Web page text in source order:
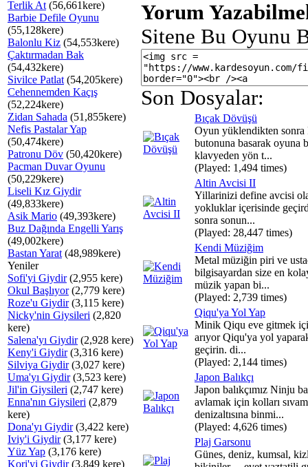
Terlik At (56,661kere)
Barbie Defile Oyunu
(55,128kere)
Balonlu Kiz (54,553kere)
Çaktırmadan Bak
(54,432kere)
Sivilce Patlat (54,205kere)
Cehennemden Kaçış
(52,224kere)
Zidan Sahada (51,855kere)
Nefis Pastalar Yap
(50,474kere)
Patronu Döv (50,420kere)
Pacman Duvar Oyunu
(50,229kere)
Liseli Kız Giydir
(49,833kere)
Asik Mario (49,393kere)
Buz Dağında Engelli Yarış
(49,002kere)
Bastan Yarat (48,989kere)
Yeniler
Sofi'yi Giydir(2,955 kere)
Okul Başlıyor(2,779 kere)
Roze'u Giydir(3,115 kere)
Nicky'nin Giysileri (2,820
kere)
Salena'yı Giydir(2,928 kere)
Keny'i Giydir(3,316 kere)
Silviya Giydir(3,027 kere)
Uma'yı Giydir(3,523 kere)
Jil'in Giysileri (2,747 kere)
Enna'nın Giysileri (2,879
kere)
Dona'yı Giydir(3,422 kere)
Iviy'i Giydir(3,177 kere)
Yüz Yap (3,176 kere)
Kori'yi Giydir(3,849 kere)
Yorum
Sitene Bu Oyunu
Son Dosyalar:
Bıçak Dövüşü
Oyun yüklendikten
butonuna basarak oyuna
klavyeden yön t...
(Played: 1,494 times)
Altin Avcisi II
Yillarinizi define avcisi
yokluklar içerisinde
sonra sonun...
(Played: 28,447 times)
Kendi Müziğim
Metal müziğin piri ve
bilgisayardan size en
müzik yapan bi...
(Played: 2,739 times)
Qiqu'ya Yol Yap
Minik Qiqu eve gitmek
arıyor Qiqu'ya yol
geçirin. di...
(Played: 2,144 times)
Japon Balıkçı
Japon balıkçımız Ninju
avlamak için kolları
denizaltısına binmi...
(Played: 4,626 times)
Plaj Garsonu
Günes, deniz, kumsal,